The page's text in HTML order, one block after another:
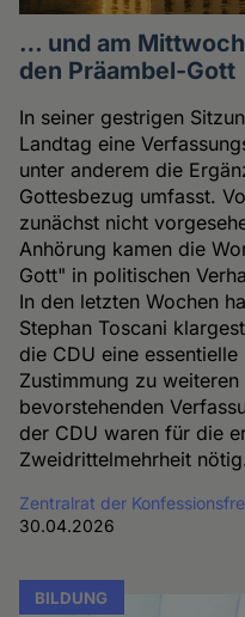
… und am
den Präambel-Gott
In seiner gestrigen
Landtag eine
unter anderem die
Gottesbezug umfasst.
zunächst nicht
Anhörung kamen die
Gott" in politischen
In den letzten Wochen
Stephan Toscani
die CDU eine
Zustimmung zu
bevorstehenden
der CDU waren für die
Zweidrittelmehrheit
Zentralrat der
30.04.2026
BILDUNG